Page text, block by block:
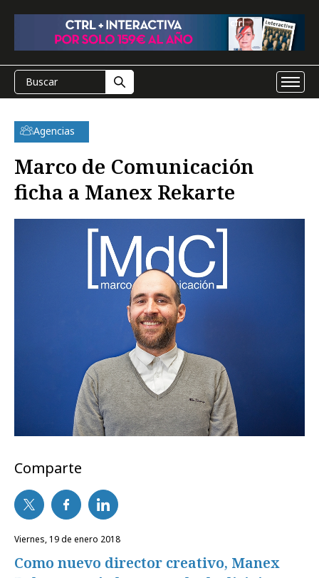
Agencias
Marco de Comunicación
ficha a Manex Rekarte
Comparte
viernes, 19 de enero 2018
Como nuevo director creativo, Manex